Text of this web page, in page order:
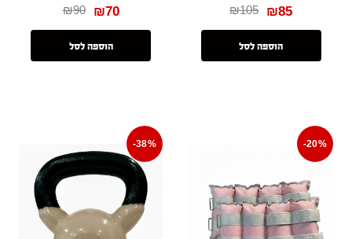
₪105 ₪85
הוספה לסל
₪90 ₪70
הוספה לסל
-20%
-38%